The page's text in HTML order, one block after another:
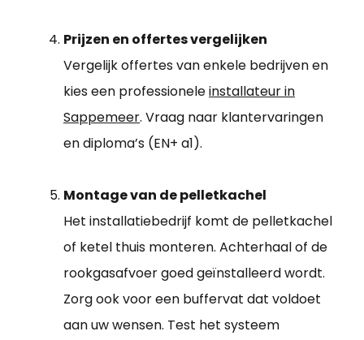
Prijzen en offertes vergelijken
Vergelijk offertes van enkele bedrijven en
kies een professioneleinstallateur in
Sappemeer. Vraag naar klantervaringen
en diploma’s (EN+ a1).
Montage van de pelletkachel
Het installatiebedrijf komt de pelletkachel
of ketel thuis monteren. Achterhaal of de
rookgasafvoer goed geïnstalleerd wordt.
Zorg ook voor een buffervat dat voldoet
aan uw wensen. Test het systeem